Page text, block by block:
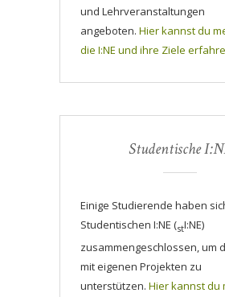
und Lehrveranstaltungen
angeboten. Hier kannst du
die I:NE und ihre Ziele
Studentische
Einige Studierende haben
Studentischen I:NE (stI:NE)
zusammengeschlossen, um
mit eigenen Projekten zu
unterstützen. Hier kannst du